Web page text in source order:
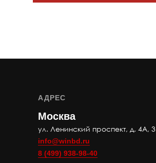
АДРЕС
Москва
ул. Ленинский проспект, д. 4А, 3
info@winbd.ru
8 (499) 938-98-40